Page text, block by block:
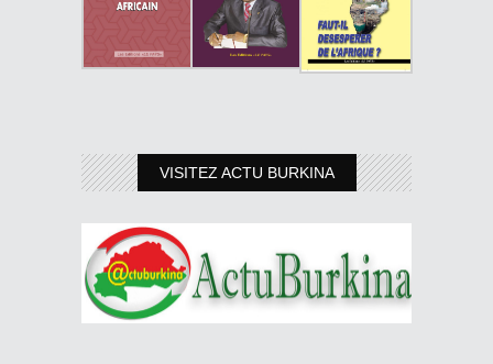
VISITEZ ACTU BURKINA